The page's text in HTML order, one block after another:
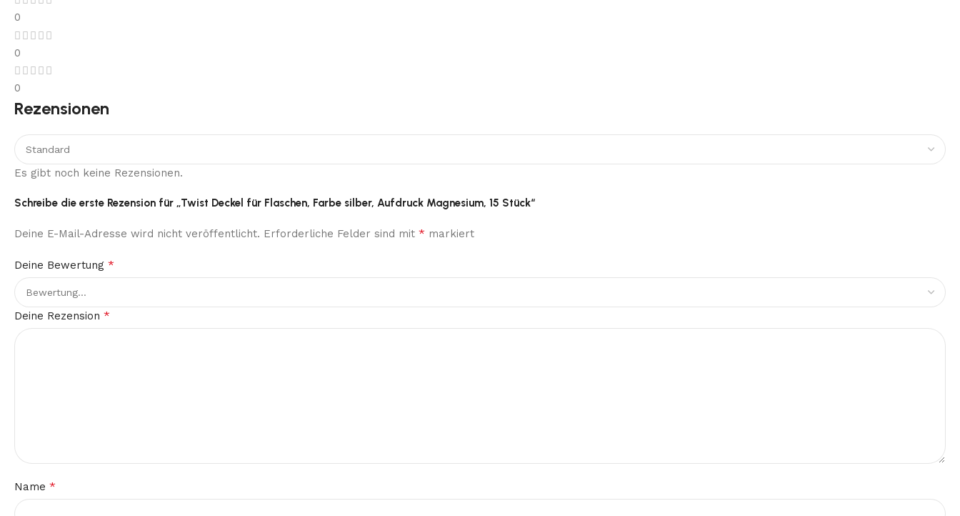
0
0
0
Rezensionen
Es gibt noch keine Rezensionen.
Schreibe die erste Rezension für „Twist Deckel für Flaschen, Farbe silber, Aufdruck Magnesium, 15 Stück“
Deine E-Mail-Adresse wird nicht veröffentlicht. Erforderliche Felder sind mit * markiert
Deine Bewertung *
Deine Rezension *
Name *